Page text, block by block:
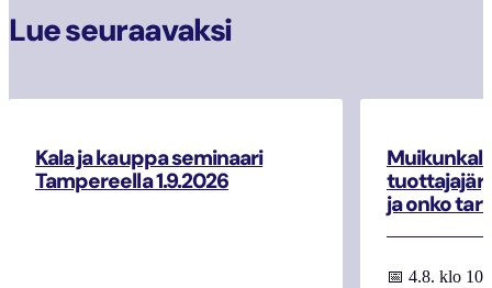
Lue seuraavaksi
Kala ja kauppa seminaari
Tampereella 1.9.2026
ja onko
📅 4.8. klo